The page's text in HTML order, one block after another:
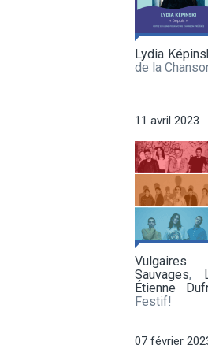
Lydia
de la
11 avril 2023
Sauvages,
Étienne
Festif!
07 février